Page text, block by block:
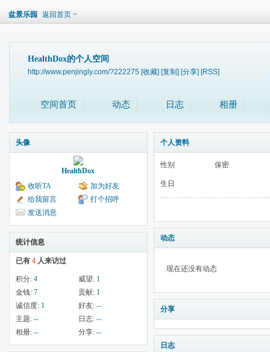
盆景乐园 返回首页
HealthDox的个人空间
http://www.penjingly.com/?222275 [收藏] [复制] [分享] [RSS]
空间首页 动态 日志 相册
头像
HealthDox
收听TA
加为好友
给我留言
打个招呼
发送消息
统计信息
已有 4 人来访过
积分: 4 威望: 1
金钱: 7 贡献: 1
诚信度: 1 好友: --
主题: -- 日志: --
相册: -- 分享: --
个人资料
性别 保密
生日
动态
现在还没有动态
分享
日志